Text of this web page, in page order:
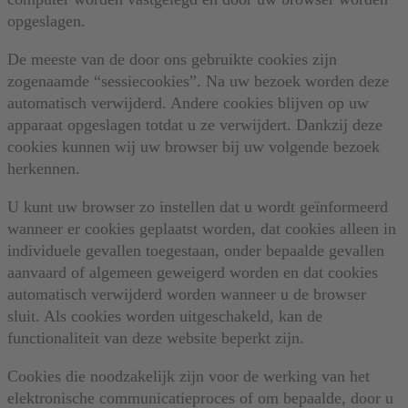
opgeslagen.
De meeste van de door ons gebruikte cookies zijn
zogenaamde “sessiecookies”. Na uw bezoek worden deze
automatisch verwijderd. Andere cookies blijven op uw
apparaat opgeslagen totdat u ze verwijdert. Dankzij deze
cookies kunnen wij uw browser bij uw volgende bezoek
herkennen.
U kunt uw browser zo instellen dat u wordt geïnformeerd
wanneer er cookies geplaatst worden, dat cookies alleen in
individuele gevallen toegestaan, onder bepaalde gevallen
aanvaard of algemeen geweigerd worden en dat cookies
automatisch verwijderd worden wanneer u de browser
sluit. Als cookies worden uitgeschakeld, kan de
functionaliteit van deze website beperkt zijn.
Cookies die noodzakelijk zijn voor de werking van het
elektronische communicatieproces of om bepaalde, door u